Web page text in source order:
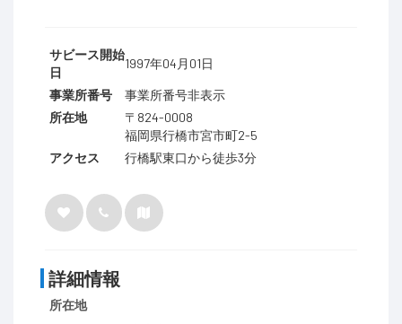
サビース開始
日
1997年04月01日
事業所番号
事業所番号非表示
所在地
〒824-0008
福岡県行橋市宮市町2-5
アクセス
行橋駅東口から徒歩3分
詳細情報
所在地